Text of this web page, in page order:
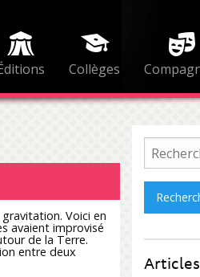
Collèges
Voici en
avaient improvisé
de la Terre.
entre deux
Rechercher :